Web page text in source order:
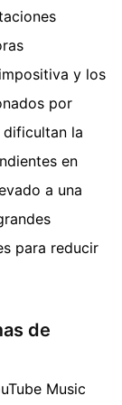
y los
por
la
en
a una
para reducir
de
Music